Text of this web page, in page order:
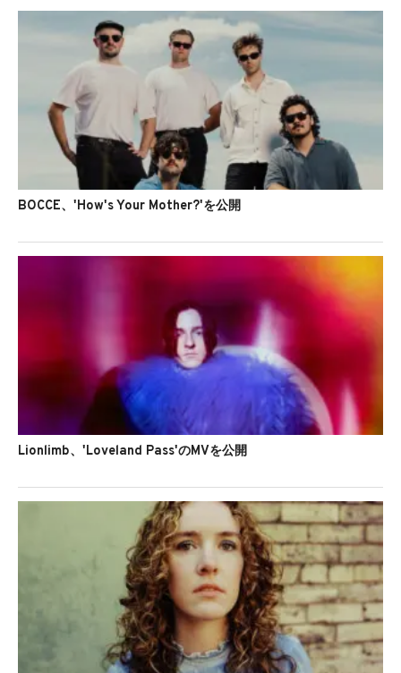
BOCCE、'How's Your Mother?'を公開
Lionlimb、'Loveland Pass'のMVを公開